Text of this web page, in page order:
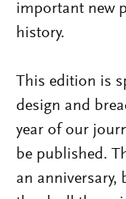
important new
history.
This edition is
design and
year of our
be published.
an anniversary,